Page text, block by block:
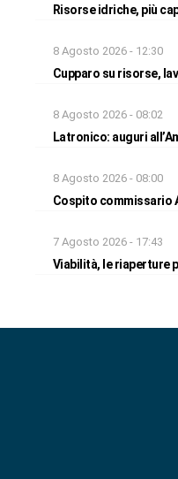
Risorse idriche, più
8 Agosto 2026 - 12:30
Cupparo su risorse,
8 Agosto 2026 - 08:02
Latronico: auguri
8 Agosto 2026 - 08:00
Cospito commissario
7 Agosto 2026 - 17:43
Viabilità, le riaperture